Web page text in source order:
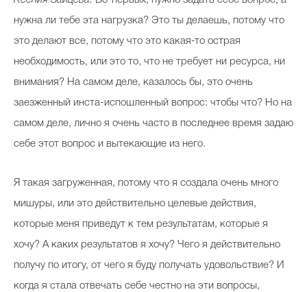
нужна ли тебе эта нагрузка? Это ты делаешь, потому что
это делают все, потому что это какая-то острая
необходимость, или это то, что не требует ни ресурса, ни
внимания? На самом деле, казалось бы, это очень
заезженный инста-испошленный вопрос: чтобы что? Но на
самом деле, лично я очень часто в последнее время задаю
себе этот вопрос и вытекающие из него.
Я такая загруженная, потому что я создала очень много
мишуры, или это действительно целевые действия,
которые меня приведут к тем результатам, которые я
хочу? А каких результатов я хочу? Чего я действительно
получу по итогу, от чего я буду получать удовольствие? И
когда я стала отвечать себе честно на эти вопросы,